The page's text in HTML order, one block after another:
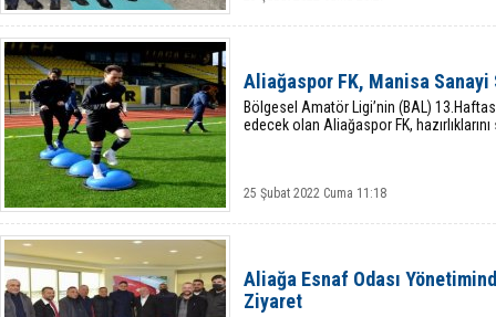
Aliağaspor FK, Manisa Sanayi
Bölgesel Amatör Ligi’nin (BAL)
edecek olan Aliağaspor FK,
25 Şubat 2022 Cuma 11:18
Aliağa Esnaf Odası
Ziyaret